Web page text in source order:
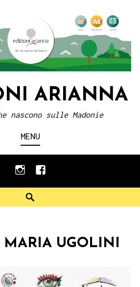
ARIANNA
sulle Madonie
MENU
instagramfacebook
UGOLINI